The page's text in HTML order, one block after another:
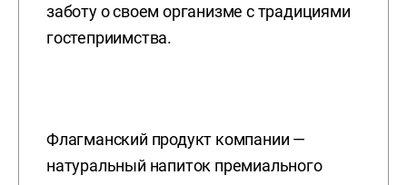
заботу о своем организме с традициями
гостеприимства.
Флагманский продукт компании —
натуральный напиток премиального